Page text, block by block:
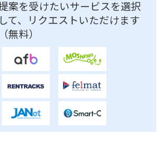
案を受けたいサービスを選択
して、リクエストいただけます
（無料）